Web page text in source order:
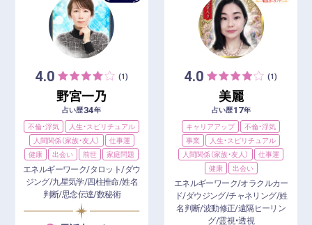
4.0 (1)
野宮一乃
占い歴34年
不倫・浮気
人生・スピリチュアル
人間関係（家族・友人）
仕事運
健康
出会い 前世 家庭問題
エネルギーワーク/タロット/ダウ
ジング/九星気学/四柱推命/姓名
判断/思念伝達/数秘術
4.0 (1)
美麗
占い歴17年
キャリアアップ
不倫・浮気
事業
人生・スピリチュアル
人間関係（家族・友人）
仕事運
健康
出会い
エネルギーワーク/オラクルカー
ド/ダウジング/チャネリング/姓
名判断/波動修正/遠隔ヒーリン
グ/霊視・透視